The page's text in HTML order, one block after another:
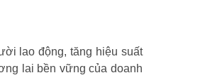
lao động, tăng hiệu suất
lai bền vững của doanh